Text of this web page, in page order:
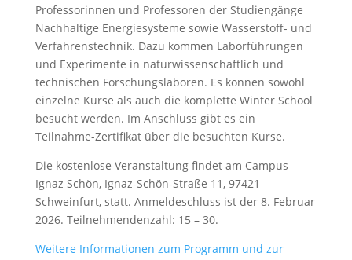
Professorinnen und Professoren der Studiengänge
Nachhaltige Energiesysteme sowie Wasserstoff- und
Verfahrenstechnik. Dazu kommen Laborführungen
und Experimente in naturwissenschaftlich und
technischen Forschungslaboren. Es können sowohl
einzelne Kurse als auch die komplette Winter School
besucht werden. Im Anschluss gibt es ein
Teilnahme-Zertifikat über die besuchten Kurse.
Die kostenlose Veranstaltung findet am Campus
Ignaz Schön, Ignaz-Schön-Straße 11, 97421
Schweinfurt, statt. Anmeldeschluss ist der 8. Februar
2026. Teilnehmendenzahl: 15 – 30.
Weitere Informationen zum Programm und zur